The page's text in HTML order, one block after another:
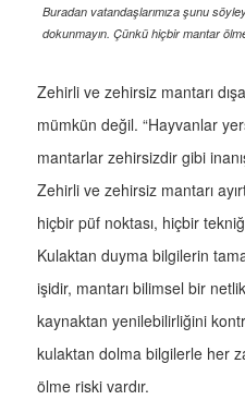
Buradan vatandaşlarımıza şunu
dokunmayın. Çünkü hiçbir mantar
Zehirli ve zehirsiz mantarı
mümkün değil. “Hayvanlar
mantarlar zehirsizdir gibi
Zehirli ve zehirsiz mantarı
hiçbir püf noktası, hiçbir
Kulaktan duyma bilgilerin
işidir, mantarı bilimsel bir
kaynaktan yenilebilirliğini
kulaktan dolma bilgilerle her
ölme riski vardır.